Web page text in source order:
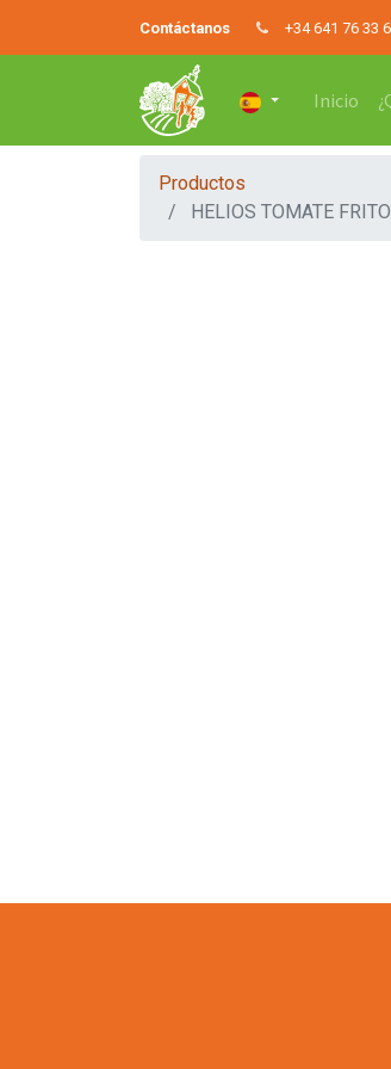
Contáctanos +34 641 76 33
Inicio
Productos
HELIOS TOMATE